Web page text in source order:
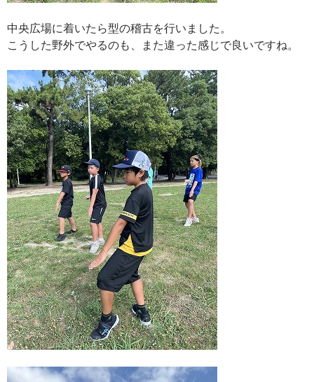
中央広場に着いたら型の稽古を行いました。
こうした野外でやるのも、また違った感じで良いですね。